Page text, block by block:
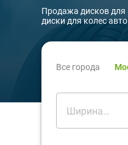
Продажа дисков для
диски для колес
Все города
Ширина